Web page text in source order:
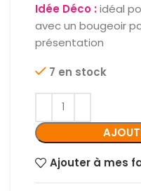
Idée Déco :idéal
avec un bougeoir
présentation
7 en stock
Ajouter à mes